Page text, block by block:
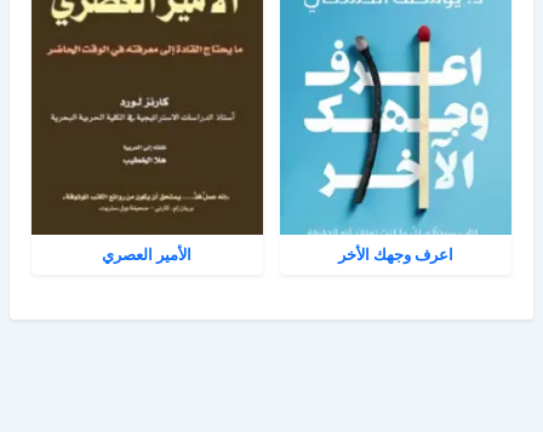
اعرف وجهك الأخر الأمير العصري